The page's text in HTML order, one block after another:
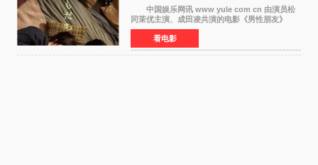
中国娱乐网讯 www yule com cn 由演员松
冈茉优主演、成田凌共演的电影《男性朋友》
（三岛有纪子执导，11月6日上映）于8月5日公开
正式视觉图与正式预告片。同时，三人乐队
chilldspot为该片创
看电影